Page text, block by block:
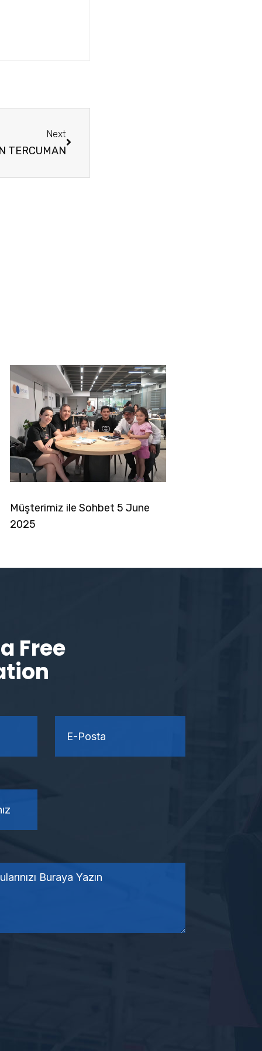
Next
TERCUMAN
Müşterimiz ile Sohbet 5 June
2025
Free